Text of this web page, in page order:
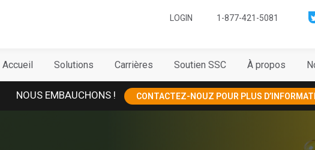
LOGIN 1-877-421-5081
Accueil Solutions Carrières Soutien SSC À propos
NOUS EMBAUCHONS ! CONTACTEZ-NOUZ POUR PLUS